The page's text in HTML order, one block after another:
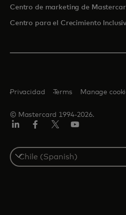
Centro de marketing de
Centro para el Crecimiento
© Mastercard 1994-2026.
Privacidad Terms Manage
Select
a
country